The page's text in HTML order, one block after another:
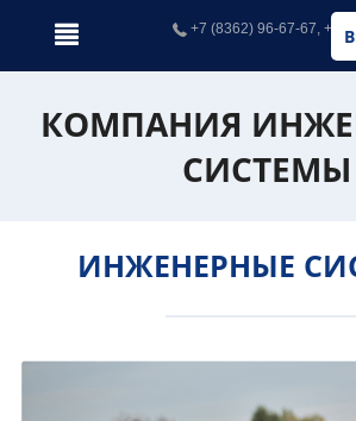
+7 (8362) 96-67-67, +7
КОМПАНИЯ
СИСТЕМЫ
ИНЖЕНЕРНЫЕ